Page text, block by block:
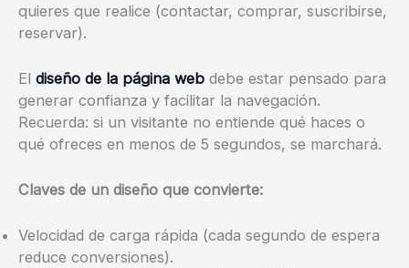
quieres que realice (contactar, comprar, suscribirse,
reservar).
El diseño de la página web debe estar pensado para
generar confianza y facilitar la navegación.
Recuerda: si un visitante no entiende qué haces o
qué ofreces en menos de 5 segundos, se marchará.
Claves de un diseño que convierte:
Velocidad de carga rápida (cada segundo de espera
reduce conversiones).